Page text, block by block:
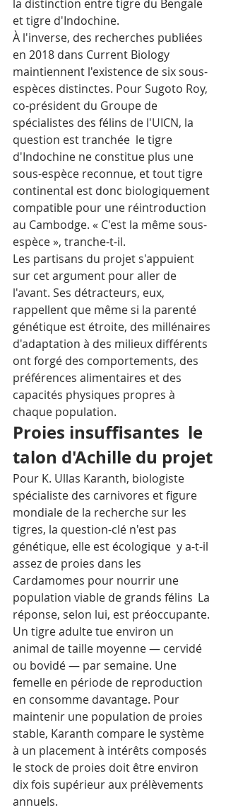
la distinction entre tigre du Bengale
et tigre d'Indochine.
À l'inverse, des recherches publiées
en 2018 dans Current Biology
maintiennent l'existence de six sous-
espèces distinctes. Pour Sugoto Roy,
co-président du Groupe de
spécialistes des félins de l'UICN, la
question est tranchée  le tigre
d'Indochine ne constitue plus une
sous-espèce reconnue, et tout tigre
continental est donc biologiquement
compatible pour une réintroduction
au Cambodge. « C'est la même sous-
espèce », tranche-t-il.
Les partisans du projet s'appuient
sur cet argument pour aller de
l'avant. Ses détracteurs, eux,
rappellent que même si la parenté
génétique est étroite, des millénaires
d'adaptation à des milieux différents
ont forgé des comportements, des
préférences alimentaires et des
capacités physiques propres à
chaque population.
Proies insuffisantes  le
talon d'Achille du projet
Pour K. Ullas Karanth, biologiste
spécialiste des carnivores et figure
mondiale de la recherche sur les
tigres, la question-clé n'est pas
génétique, elle est écologique  y a-t-il
assez de proies dans les
Cardamomes pour nourrir une
population viable de grands félins  La
réponse, selon lui, est préoccupante.
Un tigre adulte tue environ un
animal de taille moyenne — cervidé
ou bovidé — par semaine. Une
femelle en période de reproduction
en consomme davantage. Pour
maintenir une population de proies
stable, Karanth compare le système
à un placement à intérêts composés
le stock de proies doit être environ
dix fois supérieur aux prélèvements
annuels.